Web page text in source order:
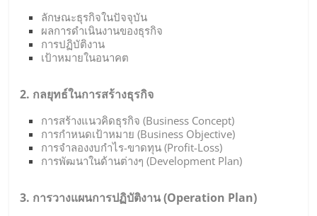
ลักษณะธุรกิจในปัจจุบัน
ผลการดำเนินงานของธุรกิจ
การปฏิบัติงาน
เป้าหมายในอนาคต
2. กลยุทธ์ในการสร้างธุรกิจ
การสร้างแนวคิดธุรกิจ (Business Concept)
การกำหนดเป้าหมาย (Business Objective)
การจำลองงบกำไร-ขาดทุน (Profit-Loss)
การพัฒนาในด้านต่างๆ (Development Plan)
3. การวางแผนการปฏิบัติงาน (Operation Plan)